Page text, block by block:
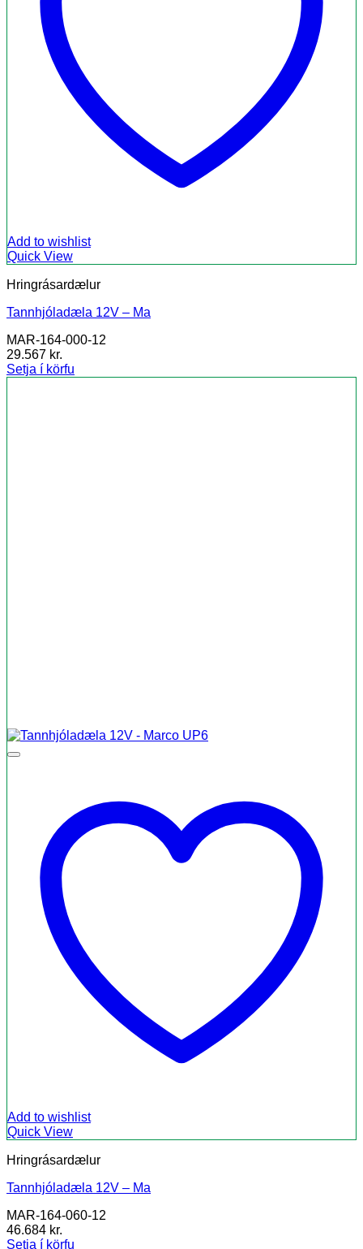
Add to wishlist
Quick View
Hringrásardælur
Tannhjóladæla 12V – Ma
MAR-164-000-12
29.567 kr.
Setja í körfu
Add to wishlist
Quick View
Hringrásardælur
Tannhjóladæla 12V – Ma
MAR-164-060-12
46.684 kr.
Setja í körfu